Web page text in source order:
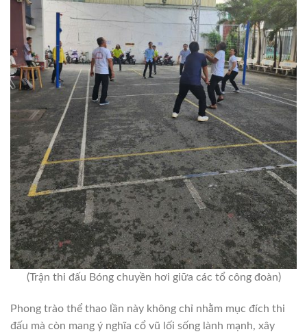
(Trận thi đấu Bóng chuyền hơi giữa các tổ công đoàn)
Phong trào thể thao lần này không chỉ nhằm mục đích thi
đấu mà còn mang ý nghĩa cổ vũ lối sống lành mạnh, xây